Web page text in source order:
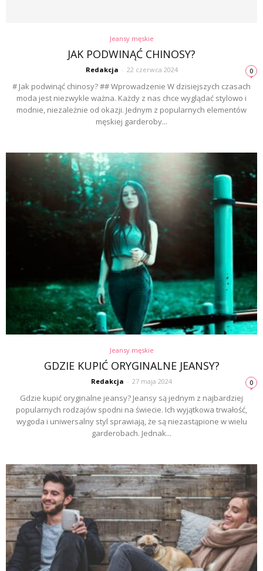
Jeansy męskie
JAK PODWINĄĆ CHINOSY?
Redakcja - 22 czerwca 2024 0
# Jak podwinąć chinosy? ## Wprowadzenie W dzisiejszych czasach
moda jest niezwykle ważna. Każdy z nas chce wyglądać stylowo i
modnie, niezależnie od okazji. Jednym z popularnych elementów
męskiej garderoby...
Jeansy męskie
GDZIE KUPIĆ ORYGINALNE JEANSY?
Redakcja - 27 maja 2024 0
Gdzie kupić oryginalne jeansy? Jeansy są jednym z najbardziej
popularnych rodzajów spodni na świecie. Ich wyjątkowa trwałość,
wygoda i uniwersalny styl sprawiają, że są niezastąpione w wielu
garderobach. Jednak...